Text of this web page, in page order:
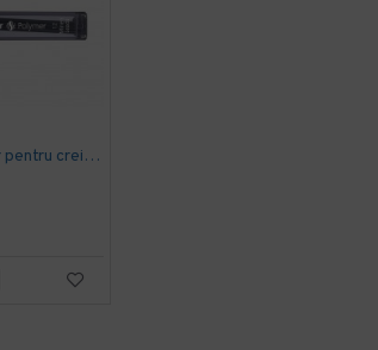
Mină Schneider pentru creion mecanic 0,7